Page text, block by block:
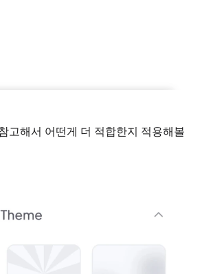
고해서 어떤게 더 적합한지 적용해볼